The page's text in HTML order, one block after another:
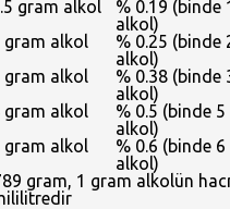
gram alkol
% 0.19 (binde
alkol)
gram alkol
% 0.25 (binde
alkol)
gram alkol
% 0.38 (binde
alkol)
gram alkol
% 0.5 (binde 5
alkol)
gram alkol
% 0.6 (binde 6
alkol)
gram, 1 gram alkolün